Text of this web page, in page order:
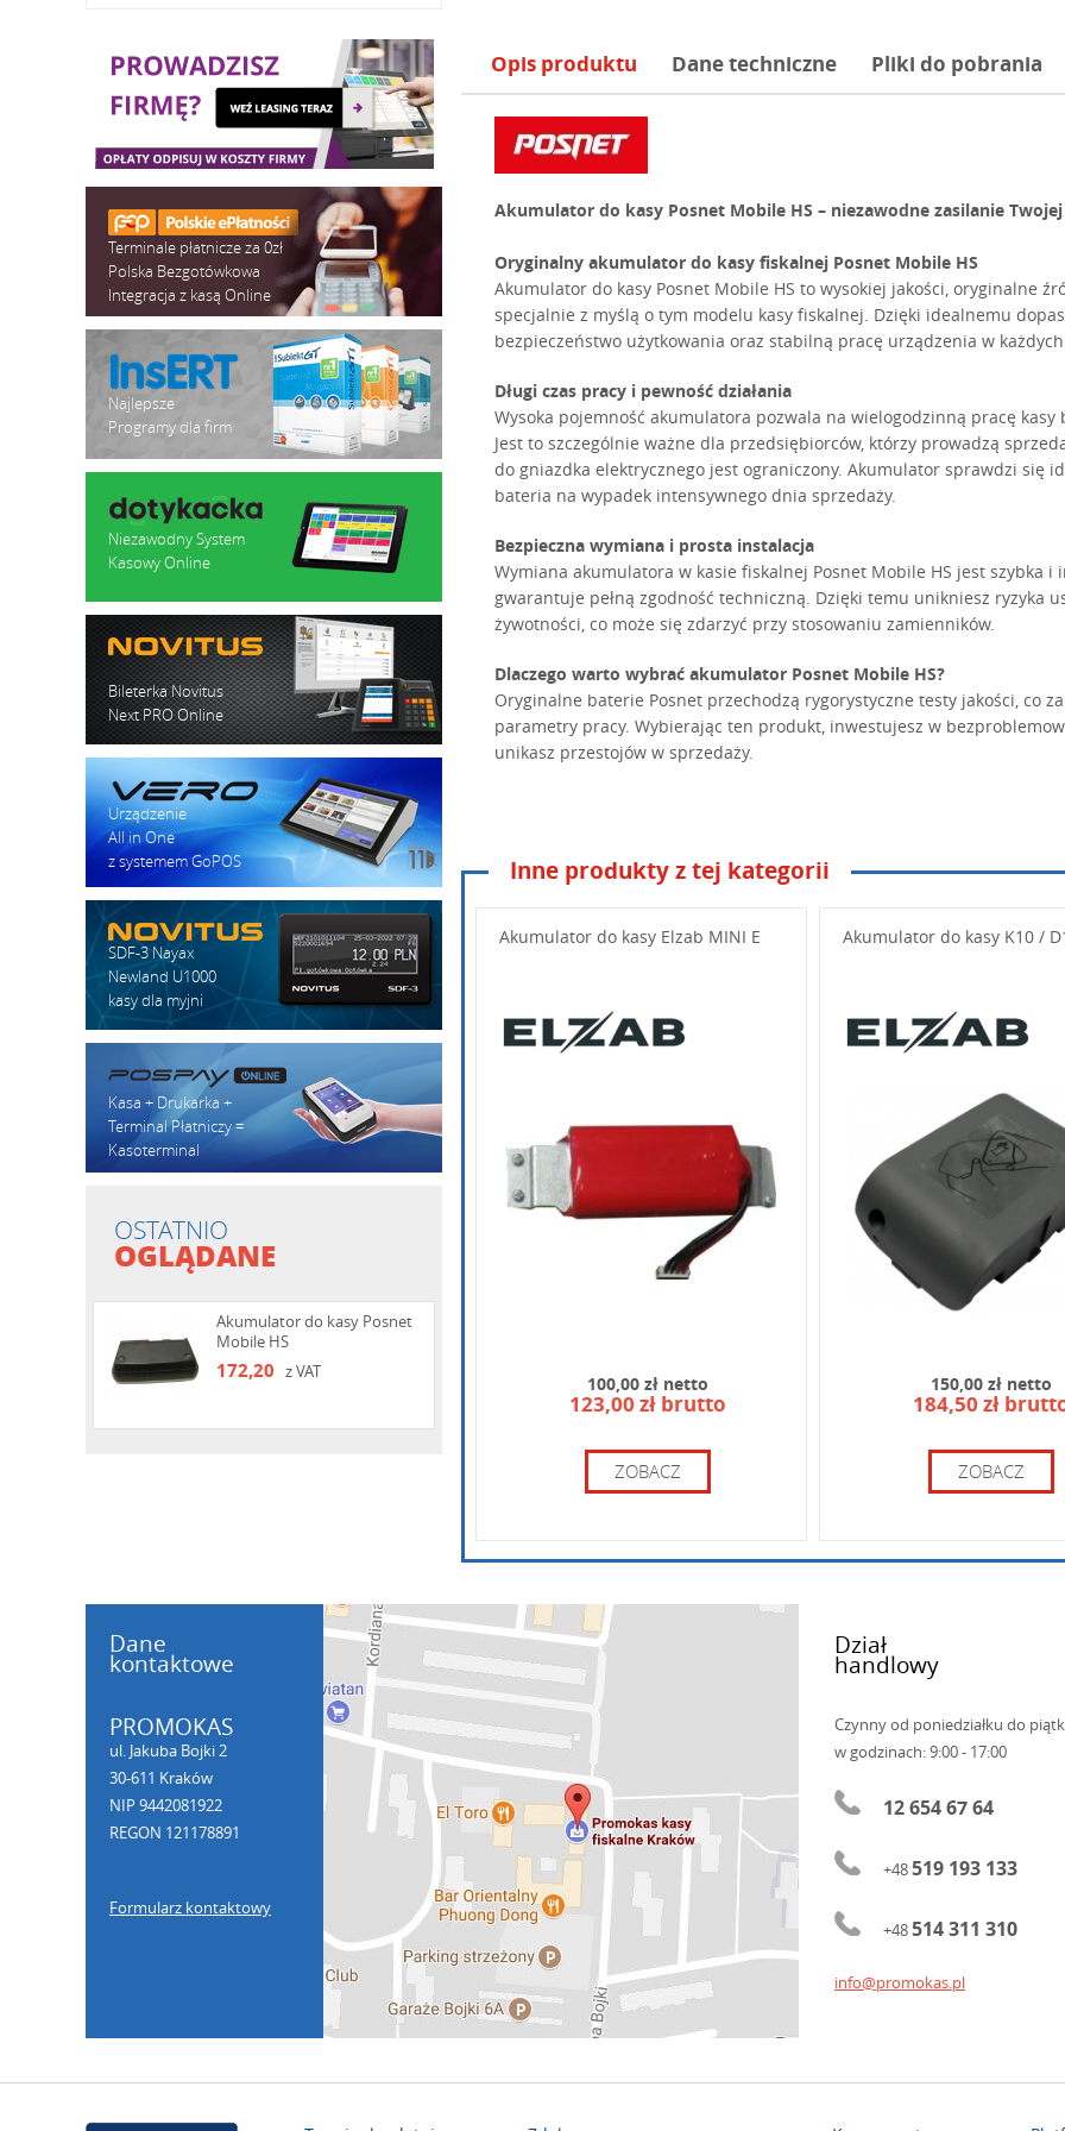
Opis produktu Dane techniczne Pliki do pobrania
Akumulator do kasy Posnet Mobile HS – niezawodne zasilanie
Oryginalny akumulator do kasy fiskalnej Posnet Mobile HS
Akumulator do kasy Posnet Mobile HS to wysokiej jakości, oryginalne
specjalnie z myślą o tym modelu kasy fiskalnej. Dzięki idealnemu
bezpieczeństwo użytkowania oraz stabilną pracę urządzenia w
Długi czas pracy i pewność działania
Wysoka pojemność akumulatora pozwala na wielogodzinną pracę kasy
Jest to szczególnie ważne dla przedsiębiorców, którzy prowadzą
do gniazdka elektrycznego jest ograniczony. Akumulator sprawdzi się
bateria na wypadek intensywnego dnia sprzedaży.
Bezpieczna wymiana i prosta instalacja
Wymiana akumulatora w kasie fiskalnej Posnet Mobile HS jest szybka
gwarantuje pełną zgodność techniczną. Dzięki temu unikniesz ryzyka
żywotności, co może się zdarzyć przy stosowaniu zamienników.
Dlaczego warto wybrać akumulator Posnet Mobile HS?
Oryginalne baterie Posnet przechodzą rygorystyczne testy jakości, co
parametry pracy. Wybierając ten produkt, inwestujesz w
unikasz przestojów w sprzedaży.
Wpisz kod widoczny na obrazku:
Inne produkty z tej kategorii
Akumulator do kasy Elzab MINI E
100,00 zł netto
123,00 zł brutto
ZOBACZ
Akumulator do kasy K10 /
150,00 zł netto
184,50 zł
ZOBACZ
Terminale płatnicze za 0zł
Polska Bezgotówkowa
Integracja z kasą Online
Najlepsze
Programy dla firm
Niezawodny System
Kasowy Online
Bileterka Novitus
Next PRO Online
Urządzenie
All in One
z systemem GoPOS
SDF-3 Nayax
Newland U1000
kasy dla myjni
Kasa + Drukarka +
Terminal Płatniczy =
Kasoterminal
OSTATNIO
OGLĄDANE
Akumulator do kasy Posnet
Mobile HS
172,20 z VAT
Dane
kontaktowe
PROMOKAS
ul. Jakuba Bojki 2
30-611 Kraków
NIP 9442081922
REGON 121178891
Formularz kontaktowy
Dział
handlowy
Czynny od poniedziałku do
w godzinach: 9:00 - 17:00
12 654 67 64
+48519 193 133
+48514 311 310
info@promokas.pl